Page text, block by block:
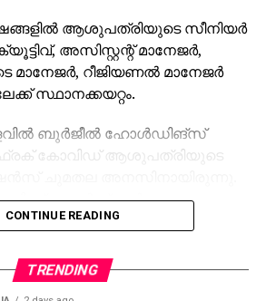
ആശുപത്രിയുടെ സീനിയര്‍
അസിസ്റ്റന്റ് മാനേജര്‍,
റീജിയണല്‍ മാനേജര്‍
സ്ഥാനക്കയറ്റം.
ബുര്‍ജീല്‍ ഹോള്‍ഡിങ്സ്
കോവിഡ് ആശുപത്രിയുടെ
മുതല്‍ പ്രവര്‍ത്തനം
മഫ്‌റഖ്
യുഎഇ മെഡലും ഗോള്‍ഡന്‍
CONTINUE READING
TRENDING